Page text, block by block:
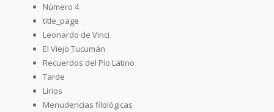
Número 4
title_page
Leonardo de Vinci
El Viejo Tucumán
Recuerdos del Pío Latino
Tarde
Lirios
Menudencias filológicas